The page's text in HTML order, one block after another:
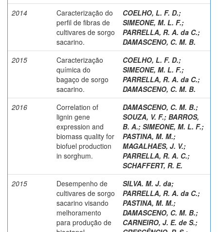
2014
Caracterização do
perfil de fibras de
cultivares de sorgo
sacarino.
COELHO, L. F. D.;
SIMEONE, M. L. F.;
PARRELLA, R. A. da C.;
DAMASCENO, C. M. B.
2015
Caracterização
química do
bagaço de sorgo
sacarino.
COELHO, L. F. D.;
SIMEONE, M. L. F.;
PARRELLA, R. A. da C.;
DAMASCENO, C. M. B.
2016
Correlation of
lignin gene
expression and
biomass quality for
biofuel production
in sorghum.
DAMASCENO, C. M. B.;
SOUZA, V. F.; BARROS,
B. A.; SIMEONE, M. L. F.;
PASTINA, M. M.;
MAGALHAES, J. V.;
PARRELLA, R. A. C.;
SCHAFFERT, R. E.
2015
Desempenho de
cultivares de sorgo
sacarino visando
melhoramento
para produção de
SILVA. M. J. da;
PARRELLA, R. A. da C.;
PASTINA, M. M.;
DAMASCENO, C. M. B.;
CARNEIRO, J. E. de S.;